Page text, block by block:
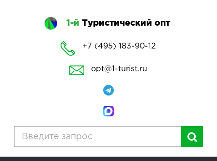
1-й Туристический опт
+7 (495) 183-90-12
opt@1-turist.ru